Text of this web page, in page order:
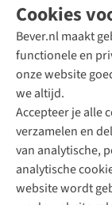
Cookies
Bever.nl maakt
functionele en
onze website
we altijd.
Accepteer je alle
verzamelen en
van analytische,
analytische
website wordt
Direct advies
+31 (0)85
+31 6 12 28